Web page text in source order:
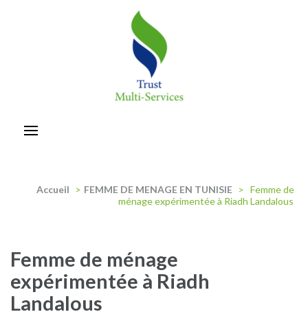
Accueil > FEMME DE MENAGE EN TUNISIE > Femme de
ménage expérimentée à Riadh Landalous
Femme de ménage
expérimentée à Riadh
Landalous